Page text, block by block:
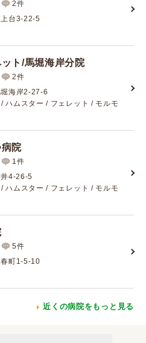
2件
台3-22-5
ト/馬堀海岸分院
2件
海岸2-27-6
ハムスター / フェレット / モルモ
院
1件
4-26-5
ハムスター / フェレット / モルモ
5件
町1-5-10
近くの病院をもっと見る